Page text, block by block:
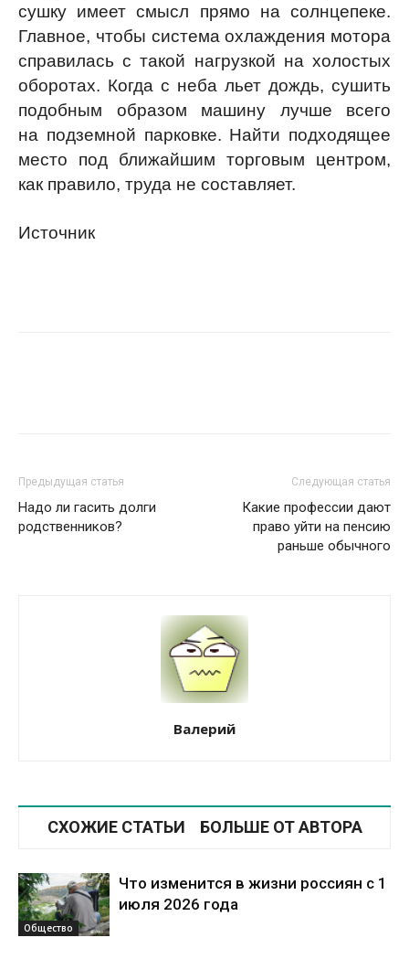
сушку имеет смысл прямо на солнцепеке.
Главное, чтобы система охлаждения мотора
справилась с такой нагрузкой на холостых
оборотах. Когда с неба льет дождь, сушить
подобным образом машину лучше всего
на подземной парковке. Найти подходящее
место под ближайшим торговым центром,
как правило, труда не составляет.
Источник
Предыдущая статья
Надо ли гасить долги
родственников?
Следующая статья
Какие профессии дают
право уйти на пенсию
раньше обычного
Валерий
СХОЖИЕ СТАТЬИ БОЛЬШЕ ОТ АВТОРА
Общество
Что изменится в жизни россиян с 1
июля 2026 года